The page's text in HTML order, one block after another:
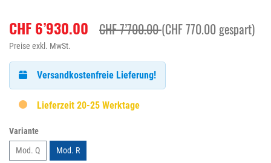
CHF 6’930.00 CHF 7’700.00(CHF 770.00 gespart)
Preise exkl. MwSt.
Versandkostenfreie Lieferung!
Lieferzeit 20-25 Werktage
Variante
Mod. Q
Mod. R